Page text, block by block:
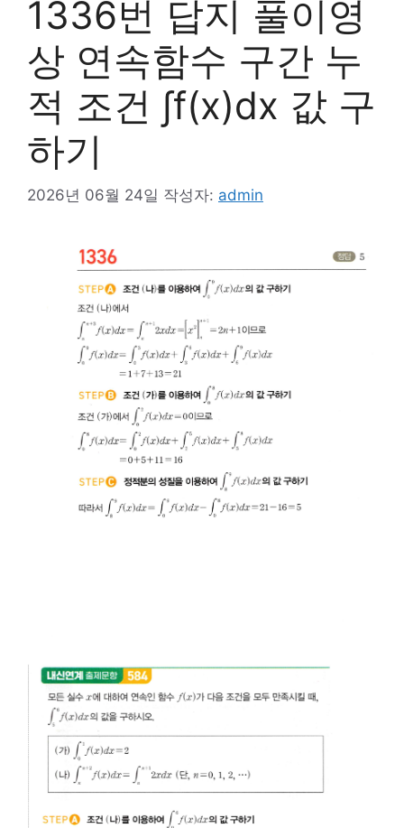
1336번 답지 풀이영
상 연속함수 구간 누
적 조건 ∫f(x)dx 값 구
하기
2026년 06월 24일 작성자: admin